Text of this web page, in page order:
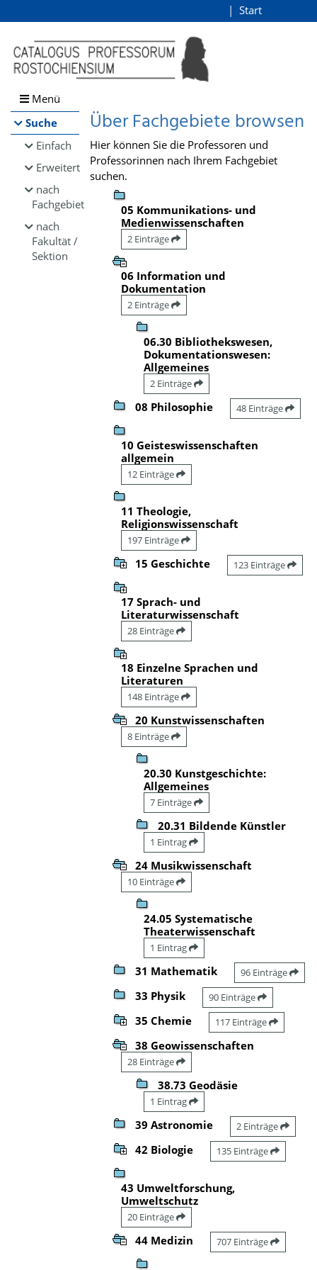
Browsen
direkt zum Inhalt
Start
Menü
Suche
Einfach
Erweitert
nach
Fachgebiet
nach
Fakultät /
Sektion
Über Fachgebiete browsen
Hier können Sie die Professoren und
Professorinnen nach Ihrem Fachgebiet
suchen.
05 Kommunikations- und
Medienwissenschaften
2 Einträge
06 Information und
Dokumentation
2 Einträge
06.30 Bibliothekswesen,
Dokumentationswesen:
Allgemeines
2 Einträge
08 Philosophie 48 Einträge
10 Geisteswissenschaften
allgemein
12 Einträge
11 Theologie,
Religionswissenschaft
197 Einträge
15 Geschichte 123 Einträge
17 Sprach- und
Literaturwissenschaft
28 Einträge
18 Einzelne Sprachen und
Literaturen
148 Einträge
20 Kunstwissenschaften
8 Einträge
20.30 Kunstgeschichte:
Allgemeines
7 Einträge
20.31 Bildende Künstler
1 Eintrag
24 Musikwissenschaft
10 Einträge
24.05 Systematische
Theaterwissenschaft
1 Eintrag
31 Mathematik 96 Einträge
33 Physik 90 Einträge
35 Chemie 117 Einträge
38 Geowissenschaften
28 Einträge
38.73 Geodäsie
1 Eintrag
39 Astronomie 2 Einträge
42 Biologie 135 Einträge
43 Umweltforschung,
Umweltschutz
20 Einträge
44 Medizin 707 Einträge